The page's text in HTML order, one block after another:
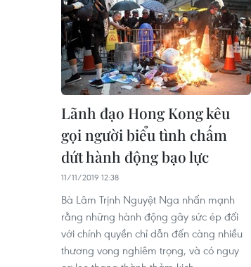
Lãnh đạo Hong Kong kêu
gọi người biểu tình chấm
dứt hành động bạo lực
11/11/2019 12:38
Bà Lâm Trịnh Nguyệt Nga nhấn mạnh
rằng những hành động gây sức ép đối
với chính quyền chỉ dẫn đến càng nhiều
thương vong nghiêm trọng, và có nguy